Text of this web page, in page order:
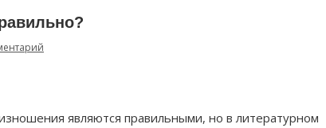
являются правильными, но в литературном